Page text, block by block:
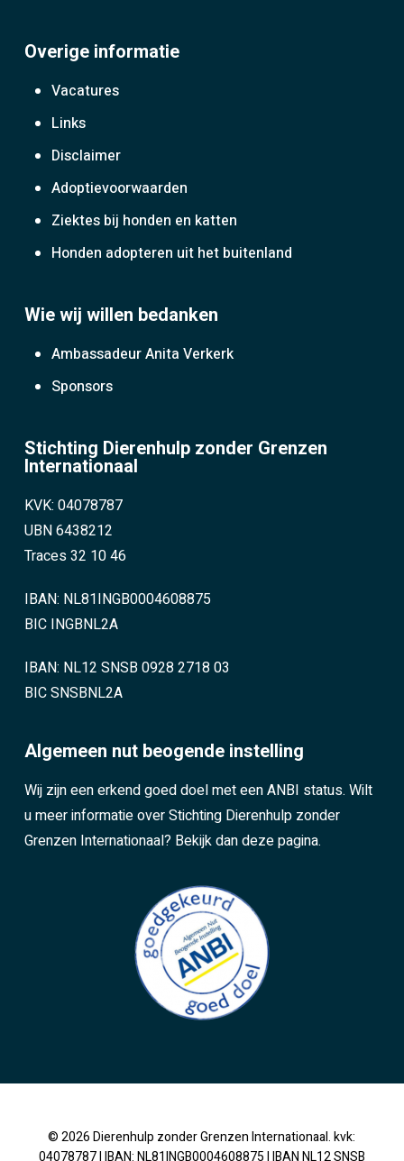
Overige informatie
Vacatures
Links
Disclaimer
Adoptievoorwaarden
Ziektes bij honden en katten
Honden adopteren uit het buitenland
Wie wij willen bedanken
Ambassadeur Anita Verkerk
Sponsors
Stichting Dierenhulp zonder Grenzen
Internationaal
KVK: 04078787
UBN 6438212
Traces 32 10 46
IBAN: NL81INGB0004608875
BIC INGBNL2A
IBAN: NL12 SNSB 0928 2718 03
BIC SNSBNL2A
Algemeen nut beogende instelling
Wij zijn een erkend goed doel met een ANBI status. Wilt
u meer informatie over Stichting Dierenhulp zonder
Grenzen Internationaal? Bekijk dan deze pagina.
© 2026 Dierenhulp zonder Grenzen Internationaal. kvk: